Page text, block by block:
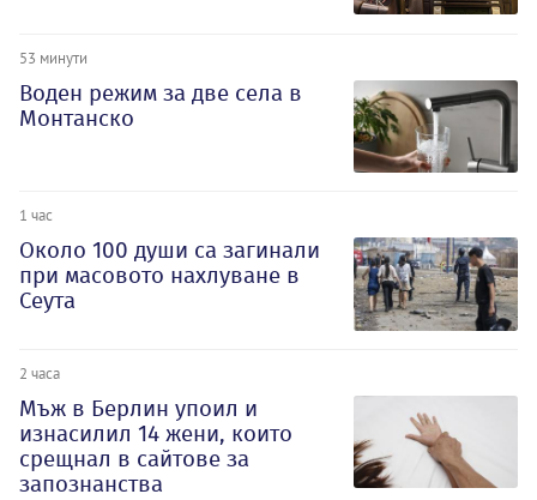
53 минути
Воден режим за две села в
Монтанско
1 час
Около 100 души са загинали
при масовото нахлуване в
Сеута
2 часа
Мъж в Берлин упоил и
изнасилил 14 жени, които
срещнал в сайтове за
запознанства